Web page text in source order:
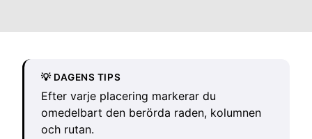
💡 DAGENS TIPS
Efter varje placering markerar du
omedelbart den berörda raden, kolumnen
och rutan.